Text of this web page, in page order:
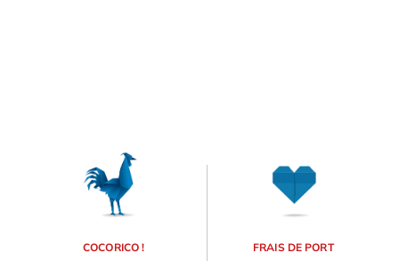
COCORICO !
FRAIS DE PORT